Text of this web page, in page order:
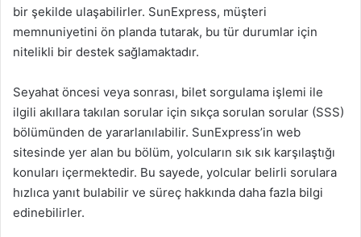
bir şekilde ulaşabilirler. SunExpress, müşteri
memnuniyetini ön planda tutarak, bu tür durumlar için
nitelikli bir destek sağlamaktadır.
Seyahat öncesi veya sonrası, bilet sorgulama işlemi ile
ilgili akıllara takılan sorular için sıkça sorulan sorular (SSS)
bölümünden de yararlanılabilir. SunExpress’in web
sitesinde yer alan bu bölüm, yolcuların sık sık karşılaştığı
konuları içermektedir. Bu sayede, yolcular belirli sorulara
hızlıca yanıt bulabilir ve süreç hakkında daha fazla bilgi
edinebilirler.